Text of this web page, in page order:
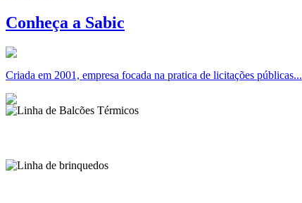
Conheça a Sabic
Criada em 2001, empresa focada na pratica de licitações públicas...